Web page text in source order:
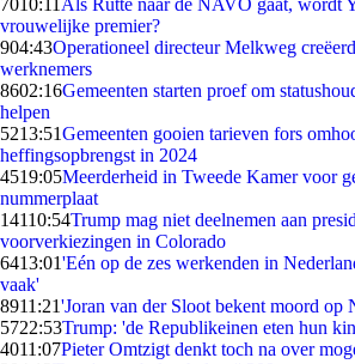
7010:11 Als Rutte naar de NAVO gaat, wordt
vrouwelijke premier?
904:43Operationeel directeur Melkweg
werknemers
8602:16Gemeenten starten proef om
helpen
5213:51Gemeenten gooien tarieven fors
heffingsopbrengst in 2024
4519:05Meerderheid in Tweede Kamer voor
nummerplaat
14110:54Trump mag niet deelnemen aan
voorverkiezingen in Colorado
6413:01'Eén op de zes werkenden in
vaak'
8911:21'Joran van der Sloot bekent moord op
5722:53Trump: 'de Republikeinen eten hun
4011:07Pieter Omtzigt denkt toch na over